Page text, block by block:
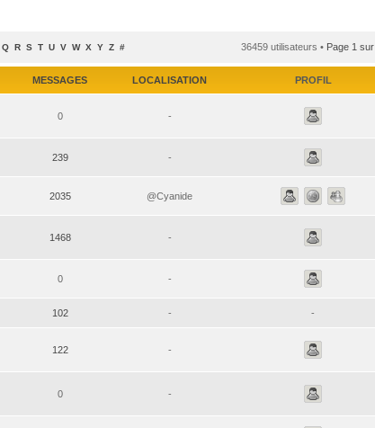
Q R S T U V W X Y Z # 36459 utilisateurs • Page 1 sur
MESSAGES LOCALISATION PROFIL
0 -
239 -
2035 @Cyanide
1468 -
0 -
102 - -
122 -
0 -